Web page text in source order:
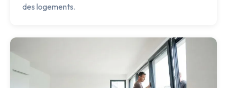
des logements.